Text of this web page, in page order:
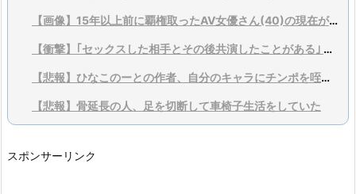
【画像】15年以上前に覇権取ったAV女優さん(40)の現在がこちら
【衝撃】｢セックスした相手とその後共演したことがある｣ えなこ、柏木由紀、朝日奈央、ゆうちゃみ
【悲報】ひなこのーとの作者、自分のキャラにチンポを咥えさせぶっかけ差分を描く
【悲報】骨延長の人、足を切断して車椅子生活をしていた
スポンサーリンク